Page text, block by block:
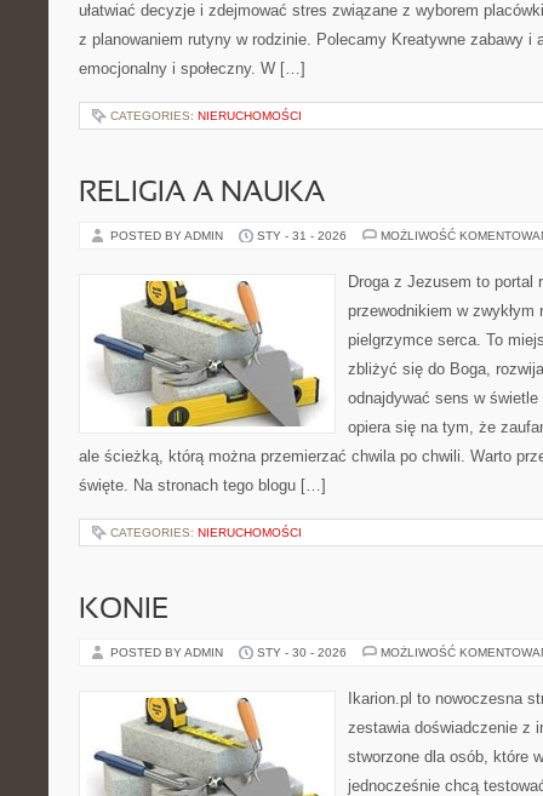
ułatwiać decyzje i zdejmować stres związane z wyborem
z planowaniem rutyny w rodzinie. Polecamy Kreatywne zabawy i
emocjonalny i społeczny. W […]
CATEGORIES: NIERUCHOMOŚCI
RELIGIA A NAUKA
POSTED BY ADMIN STY - 31 - 2026 MOŻLIWOŚĆ
Droga z Jezusem to portal
przewodnikiem w
pielgrzymce serca. To
zbliżyć się do Boga,
odnajdywać sens w świetle
opiera się na tym, że
ale ścieżką, którą można przemierzać chwila po chwili. Warto
święte. Na stronach tego blogu […]
CATEGORIES: NIERUCHOMOŚCI
KONIE
POSTED BY ADMIN STY - 30 - 2026 MOŻLIWOŚĆ
Ikarion.pl to nowoczesna
zestawia doświadczenie z
stworzone dla osób, które
jednocześnie chcą